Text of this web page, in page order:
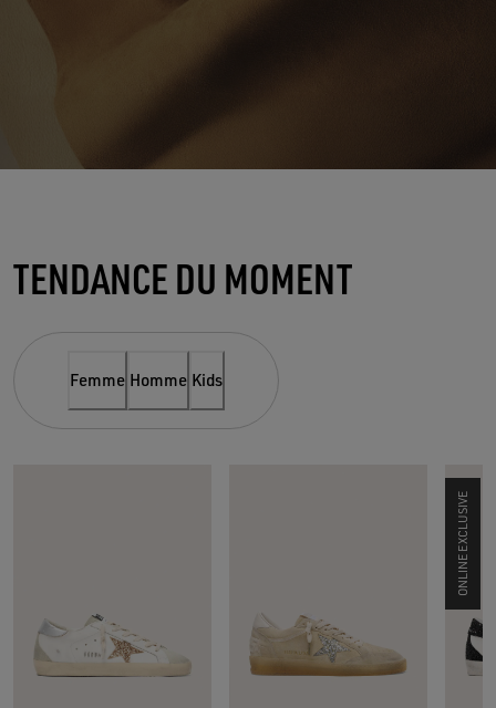
LE NOUVEL INCONTOURNABLE
DE LA SAISON
TENDANCE DU MOMENT
Femme Homme Kids
ONLINE EXCLUSIVE